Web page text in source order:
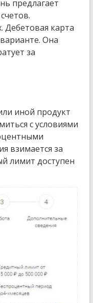
предлагает
карта
Она
за
иной продукт
с условиями
взимается за
лимит доступен